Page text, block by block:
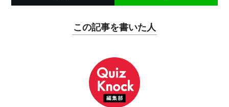
この記事を書いた人